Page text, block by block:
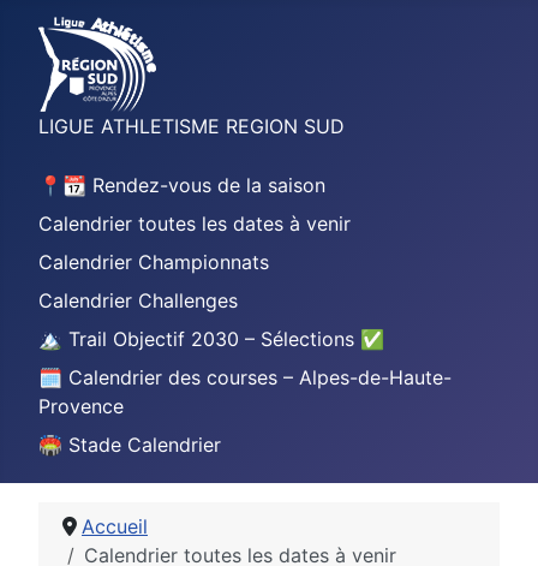
LIGUE ATHLETISME REGION SUD
📍📆 Rendez-vous de la saison
Calendrier toutes les dates à venir
Calendrier Championnats
Calendrier Challenges
🏔️ Trail Objectif 2030 – Sélections ✅
🗓️ Calendrier des courses – Alpes-de-Haute-
Provence
🏟️ Stade Calendrier
Accueil
Calendrier toutes les dates à venir